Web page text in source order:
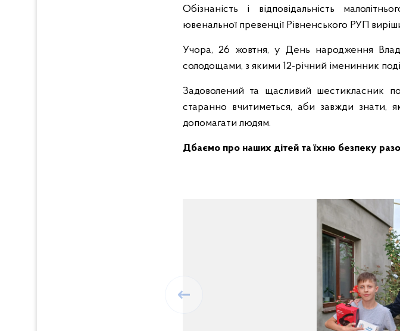
Обізнаність і відповідальність
ювенальної превенції Рівненського РУП
Учора, 26 жовтня, у День народження
солодощами, з якими 12-річний іменинник
Задоволений та щасливий шестикласник
старанно вчитиметься, аби завжди знати,
допомагати людям.
Дбаємо про наших дітей та їхню безпеку